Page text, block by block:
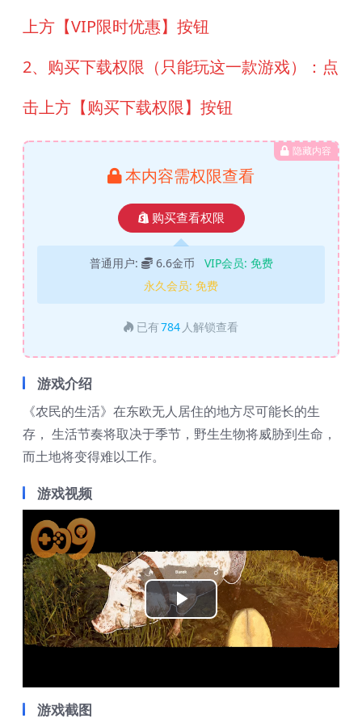
上方【VIP限时优惠】按钮
2、购买下载权限（只能玩这一款游戏）：点
击上方【购买下载权限】按钮
隐藏内容
本内容需权限查看
购买查看权限
普通用户: 6.6金币 VIP会员: 免费
永久会员: 免费
已有784 人解锁查看
游戏介绍
《农民的生活》在东欧无人居住的地方尽可能长的生
存， 生活节奏将取决于季节，野生生物将威胁到生命，
而土地将变得难以工作。
游戏视频
Play
Video
游戏截图